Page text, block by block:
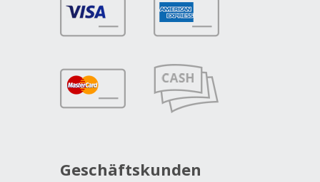
Geschäftskunden